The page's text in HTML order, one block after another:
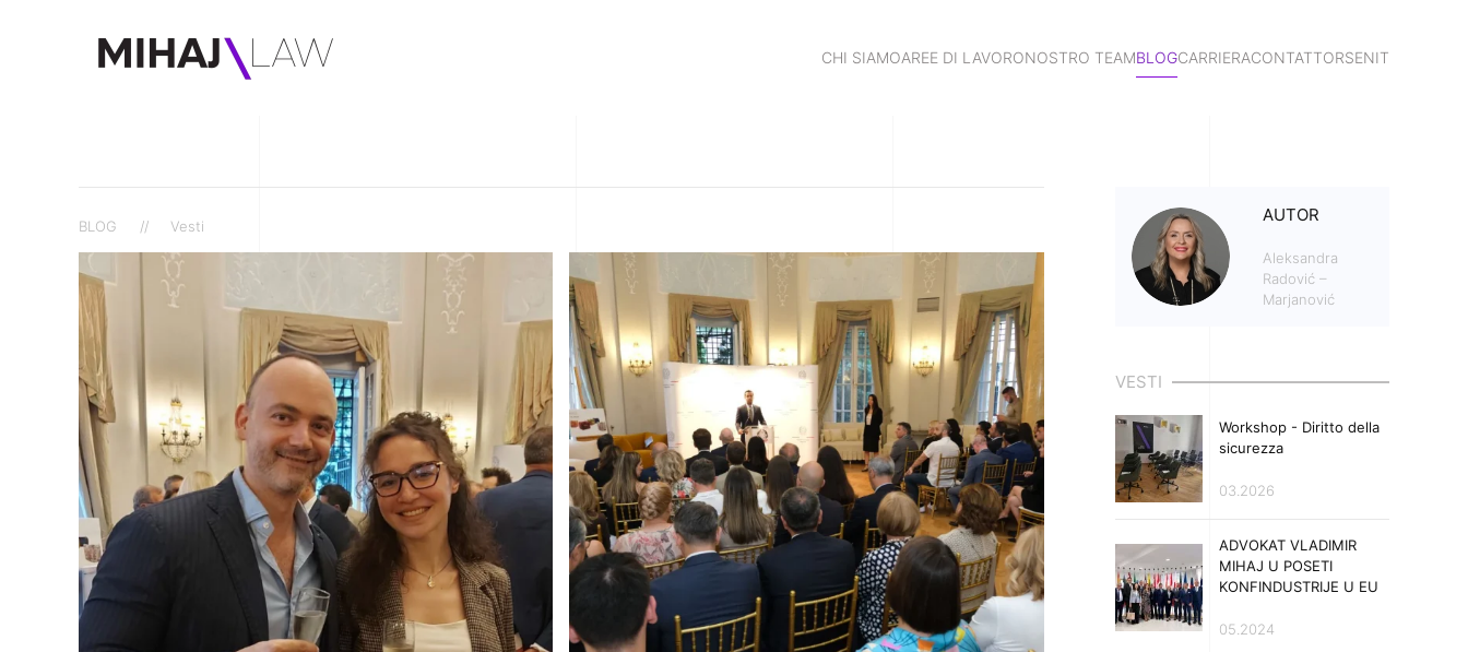
CHI SIAMOAREE DI LAVORONOSTRO TEAMBLOGCARRIERACONTATTORSENIT
BLOG Vesti
AUTOR
Aleksandra
Radović –
Marjanović
VESTI
Workshop - Diritto della
sicurezza
03.2026
ADVOKAT VLADIMIR
MIHAJ U POSETI
KONFINDUSTRIJE U EU
05.2024